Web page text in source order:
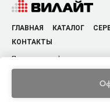
ГЛАВНАЯ КАТАЛОГ
КОНТАКТЫ
Политика